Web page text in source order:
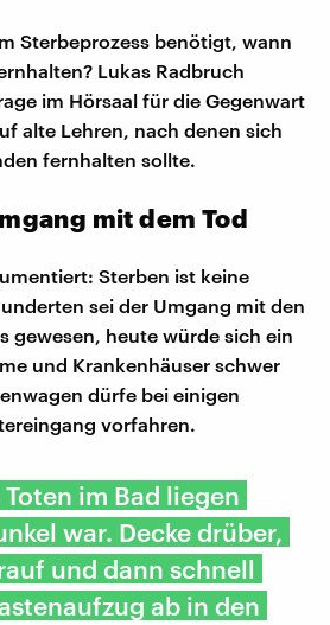
Sterbeprozess benötigt, wann
Lukas Radbruch
im Hörsaal für die Gegenwart
alte Lehren, nach denen sich
fernhalten sollte.
mit dem Tod
Sterben ist keine
sei der Umgang mit den
gewesen, heute würde sich ein
und Krankenhäuser schwer
dürfe bei einigen
vorfahren.
im Bad liegen
war. Decke drüber,
und dann schnell
ab in den